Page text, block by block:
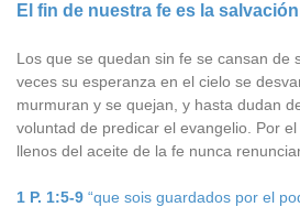
El fin de nuestra fe es la
Los que se quedan sin fe se cansan de
veces su esperanza en el cielo se
murmuran y se quejan, y hasta dudan
voluntad de predicar el evangelio. Por
llenos del aceite de la fe nunca
1 P. 1:5-9 “que sois guardados por el